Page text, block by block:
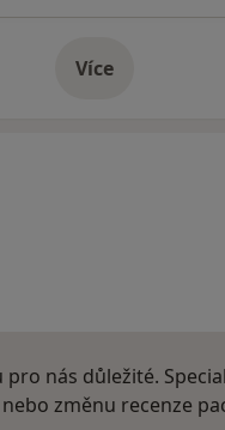
Víceo adrese
pro nás důležité.
změnu recenze